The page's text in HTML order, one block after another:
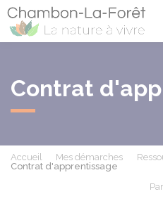
Contrat
Accueil Mes démarches
Contrat d'apprentissage